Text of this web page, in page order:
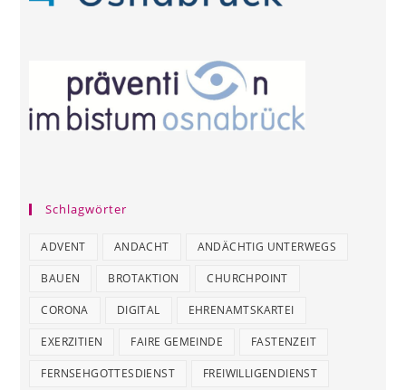
Schlagwörter
ADVENT ANDACHT ANDÄCHTIG UNTERWEGS
BAUEN BROTAKTION CHURCHPOINT
CORONA DIGITAL EHRENAMTSKARTEI
EXERZITIEN FAIRE GEMEINDE FASTENZEIT
FERNSEHGOTTESDIENST FREIWILLIGENDIENST